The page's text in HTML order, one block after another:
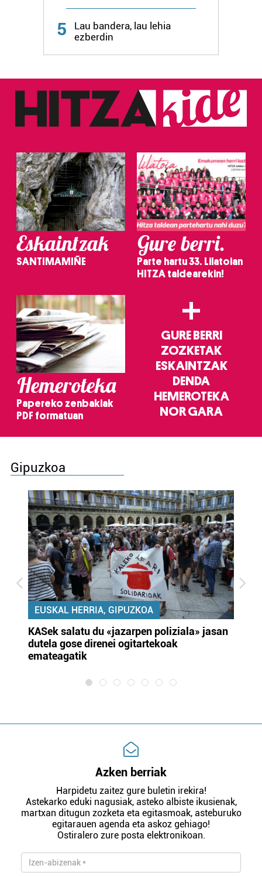
zerbitzuak hobetzeko asmoz, cookie teknologiaz
5
Lau bandera, lau lehia
ezberdin
Eskaintzak
SANTIMAMIÑE
Gure berri.
Parte hartu 33. Lilatoian
HITZA taldearekin!
Hemeroteka
Papereko zenbakiak
PDF formatuan
+
GURE BERRI
ZOZKETAK
ESKAINTZAK
DENDA
HEMEROTEKA
NOR GARA
Gipuzkoa
EUSKAL HERRIA, GIPUZKOA
KASek salatu du «jazarpen poliziala» jasan
dutela gose direnei ogitartekoak
emateagatik
Azken berriak
Harpidetu zaitez gure buletin irekira!
Astekarko eduki nagusiak, asteko albiste ikusienak,
martxan ditugun zozketa eta egitasmoak, asteburuko
egitarauen agenda eta askoz gehiago!
Ostiralero zure posta elektronikoan.